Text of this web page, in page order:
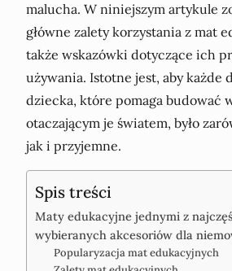
malucha. W niniejszym artykule
główne zalety korzystania z mat
także wskazówki dotyczące ich
używania. Istotne jest, aby każde
dziecka, które pomaga budować
otaczającym je światem, było
jak i przyjemne.
Spis treści
Maty edukacyjne jednymi z
wybieranych akcesoriów dla
Popularyzacja mat edukacyjnych